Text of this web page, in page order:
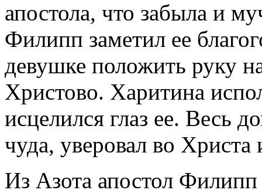
апостола, что забыла и
Филипп заметил ее
девушке положить руку
Христово. Харитина
исцелился глаз ее. Весь
чуда, уверовал во
Из Азота апостол Филипп